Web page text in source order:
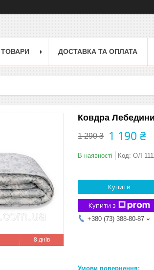
ТОВАРИ ДОСТАВКА ТА ОПЛАТА
8 днів
Ковдра
1 290 ₴ 1 190 ₴
В наявності Код: OЛ
Купити
Купити з
+380 (73) 388-80-87